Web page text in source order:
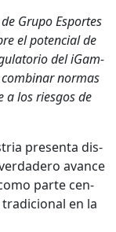
Grupo Esportes
el poten­cial de
del iGam­
nor­mas
a los ries­gos de
pre­sen­ta dis­
avance
parte cen­
en la